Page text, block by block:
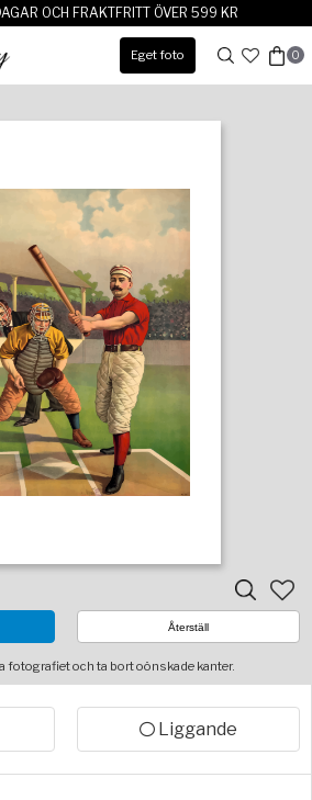
OCH FRAKTFRITT ÖVER 599 KR
Eget foto 0
Återställ
fotografiet och ta bort oönskade kanter.
Liggande